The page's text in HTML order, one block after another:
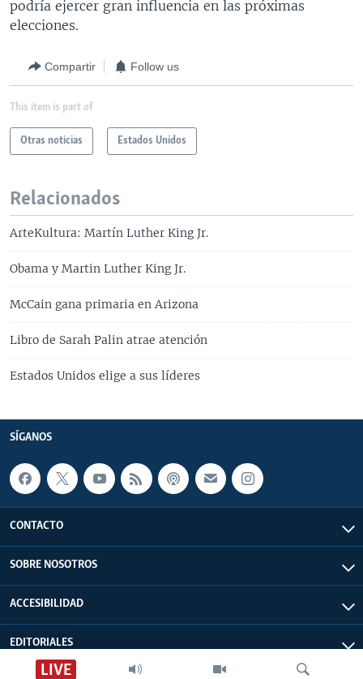
LIVE
podría ejercer gran influencia en las próximas
elecciones.
Compartir Follow us
This item is part of
Otras noticias Estados Unidos
Relacionados
ArteKultura: Martín Luther King Jr.
Obama y Martin Luther King Jr.
McCain gana primaria en Arizona
Libro de Sarah Palin atrae atención
Estados Unidos elige a sus líderes
SÍGANOS
CONTACTO
SOBRE NOSOTROS
ACCESIBILIDAD
EDITORIALES